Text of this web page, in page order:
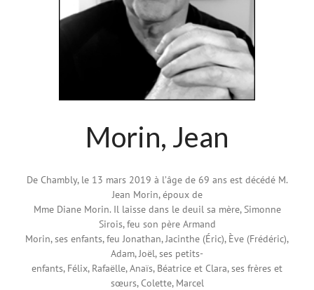
Morin, Jean
De Chambly, le 13 mars 2019 à l’âge de 69 ans est décédé M.
Jean Morin, époux de
Mme Diane Morin. Il laisse dans le deuil sa mère, Simonne
Sirois, feu son père Armand
Morin, ses enfants, feu Jonathan, Jacinthe (Éric), Ève (Frédéric),
Adam, Joël, ses petits-
enfants, Félix, Rafaëlle, Anaïs, Béatrice et Clara, ses frères et
sœurs, Colette, Marcel